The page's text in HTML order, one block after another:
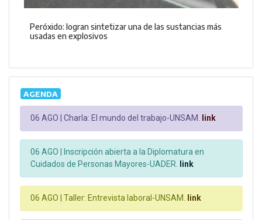
Peróxido: logran sintetizar una de las sustancias más
usadas en explosivos
AGENDA
06 AGO | Charla: El mundo del trabajo-UNSAM. link
06 AGO |
Inscripción abierta a la Diplomatura en
Cuidados de Personas Mayores-UADER. link
06 AGO | Taller: Entrevista laboral-UNSAM. link